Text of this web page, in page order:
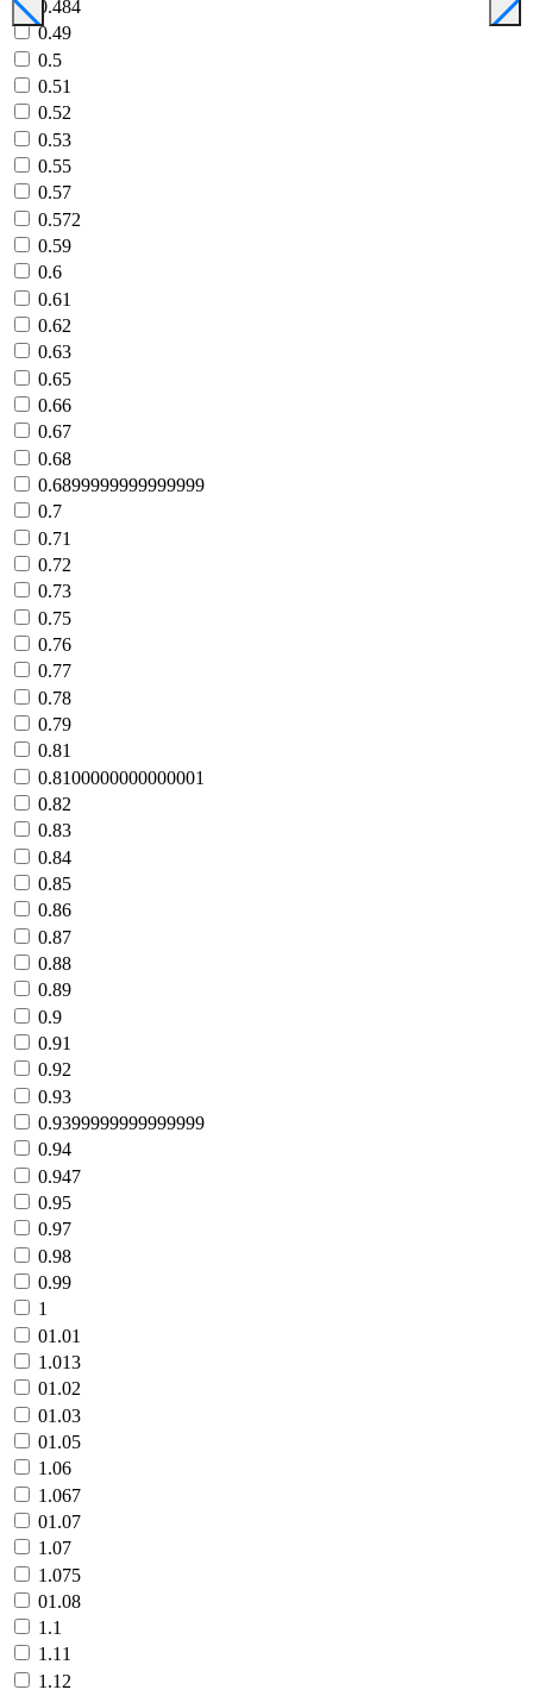
0.484
0.49
0.5
0.51
0.52
0.53
0.55
0.57
0.572
0.59
0.6
0.61
0.62
0.63
0.65
0.66
0.67
0.68
0.6899999999999999
0.7
0.71
0.72
0.73
0.75
0.76
0.77
0.78
0.79
0.81
0.8100000000000001
0.82
0.83
0.84
0.85
0.86
0.87
0.88
0.89
0.9
0.91
0.92
0.93
0.9399999999999999
0.94
0.947
0.95
0.97
0.98
0.99
1
01.01
1.013
01.02
01.03
01.05
1.06
1.067
01.07
1.07
1.075
01.08
1.1
1.11
1.12